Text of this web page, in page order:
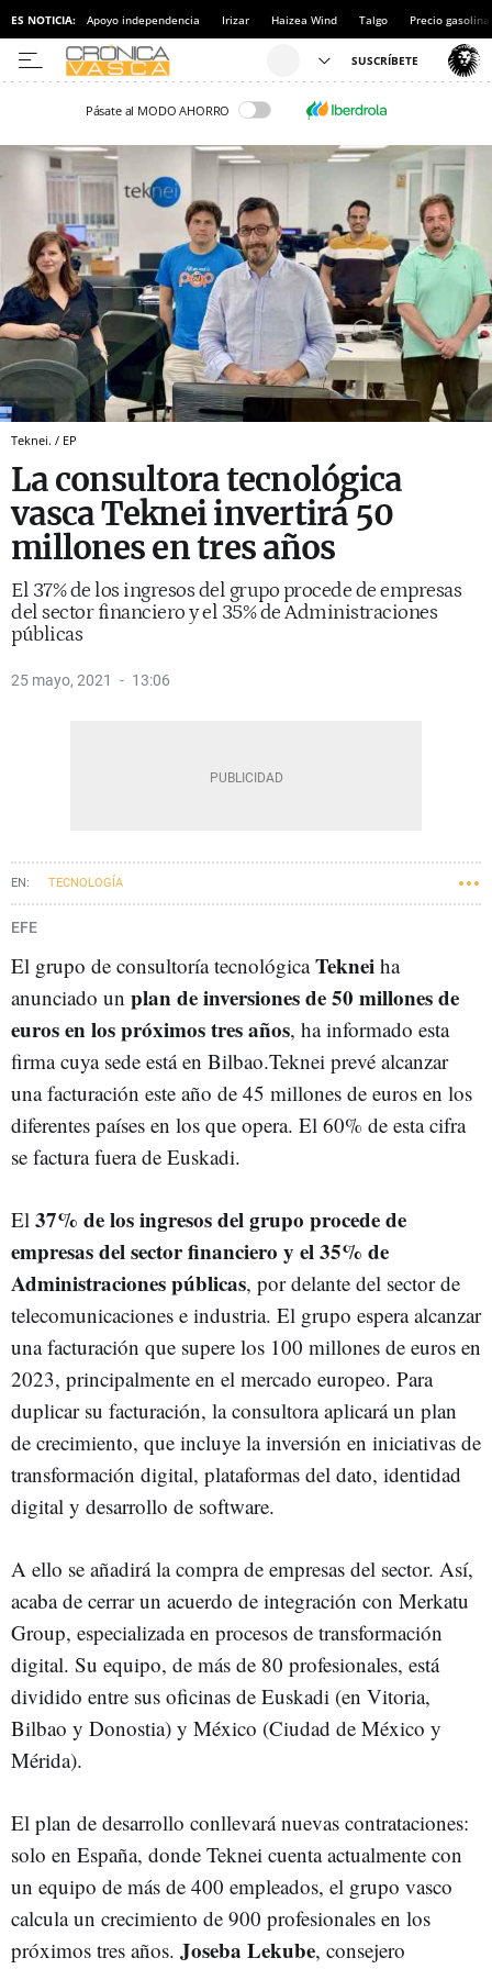
ES NOTICIA: Apoyo independencia Irizar Haizea Wind Talgo Precio gasolina
Pásate al MODO AHORRO
Teknei. / EP
La consultora tecnológica
vasca Teknei invertirá 50
millones en tres años
El 37% de los ingresos del grupo procede de empresas
del sector financiero y el 35% de Administraciones
públicas
25 mayo, 2021 13:06
TECNOLOGÍA
EFE
El grupo de consultoría tecnológicaTeknei ha
anunciado un plan de inversiones de 50 millones de
euros en los próximos tres años, ha informado esta
firma cuya sede está en Bilbao.Teknei prevé alcanzar
una facturación este año de 45 millones de euros en los
diferentes países en los que opera. El 60% de esta cifra
se factura fuera de Euskadi.
El 37% de los ingresos del grupo procede de
empresas del sector financiero y el 35% de
Administraciones públicas, por delante del sector de
telecomunicaciones e industria. El grupo espera alcanzar
una facturación que supere los 100 millones de euros en
2023, principalmente en el mercado europeo. Para
duplicar su facturación, la consultora aplicará un plan
de crecimiento, que incluye la inversión en iniciativas de
transformación digital, plataformas del dato, identidad
digital y desarrollo de software.
A ello se añadirá la compra de empresas del sector. Así,
acaba de cerrar un acuerdo de integración con Merkatu
Group, especializada en procesos de transformación
digital. Su equipo, de más de 80 profesionales, está
dividido entre sus oficinas de Euskadi (en Vitoria,
Bilbao y Donostia) y México (Ciudad de México y
Mérida).
El plan de desarrollo conllevará nuevas contrataciones:
solo en España, donde Teknei cuenta actualmente con
un equipo de más de 400 empleados, el grupo vasco
calcula un crecimiento de 900 profesionales en los
próximos tres años. Joseba Lekube, consejero